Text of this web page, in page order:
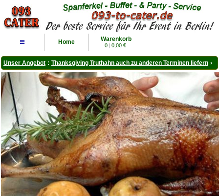
≡ Home Warenkorb
0 | 0,00 €
Unser Angebot : Thanksgiving Truthahn auch zu anderen Terminen liefern ›